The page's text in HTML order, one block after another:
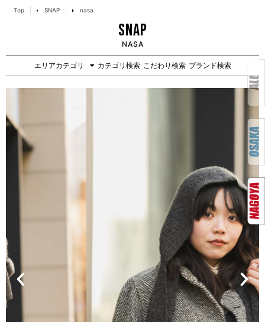
Top SNAP nasa
SNAP
NASA
エリアカテゴリ カテゴリ検索 こだわり検索 ブランド検索